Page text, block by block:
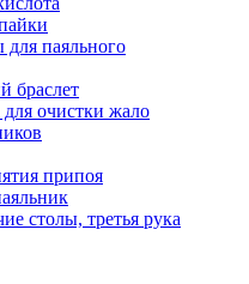
для паяльного
браслет
очистки жало
припоя
столы, третья рука